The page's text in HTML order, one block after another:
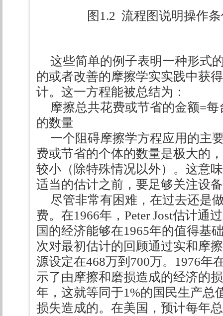
图1.2 流程图说明操作
这些简单的例子表明一种形式
的或者改善的摩擦学实实践中获
计。这一方程能被总结为：
摩擦总共花费或节省的金额=
的数量
一个阻碍摩擦学方程应用的主
费或节省的个体的数量是极大的
较小（除特殊情况以外）。这意
适当的估计之前，要足够关注设
尽管非常有困难，在过去还是
费。在1966年，Peter Jost估计通
国的经济能够在1965年的值得基
次对最初估计的回顾通过实和摩
源设定在468万到700万。1976年
示了由摩擦和磨损造成的经济的
年，这就等同于1%的国民生产总
损失造成的。在美国，预计每年